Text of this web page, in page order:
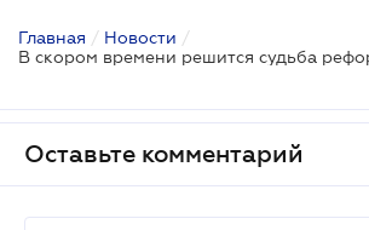
Главная / Новости /
Оставьте комментарий